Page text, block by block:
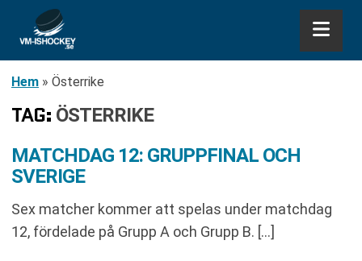
Hem » Österrike
TAG: ÖSTERRIKE
MATCHDAG 12: GRUPPFINAL OCH
SVERIGE
Sex matcher kommer att spelas under matchdag
12, fördelade på Grupp A och Grupp B. […]